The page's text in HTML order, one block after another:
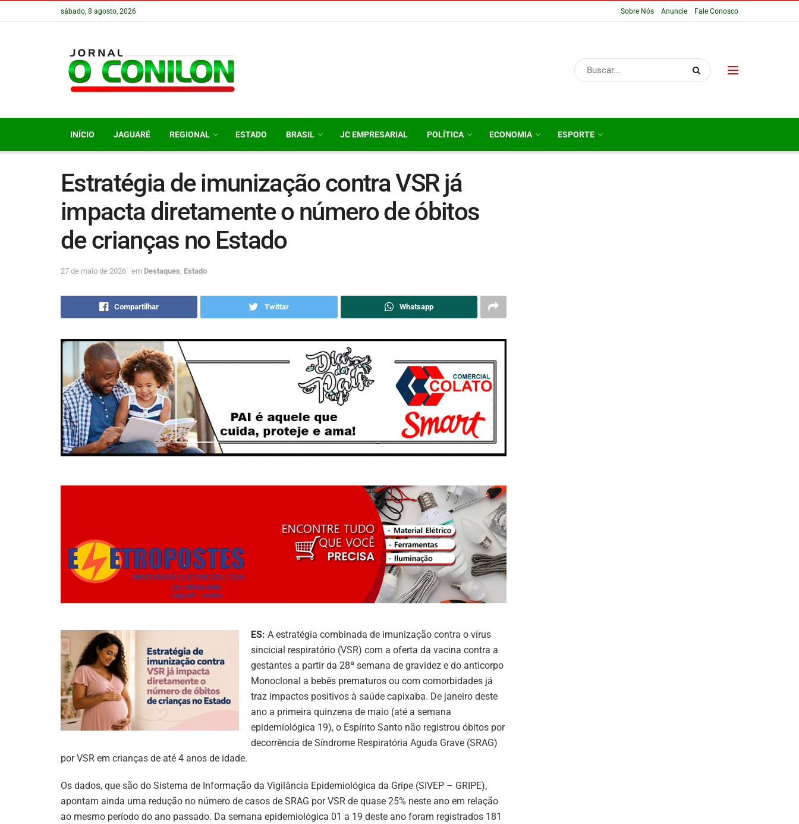
sábado, 8 agosto, 2026 Sobre Nós Anuncie Fale Conosco
INÍCIO JAGUARÉ REGIONAL ESTADO BRASIL JC EMPRESARIAL POLÍTICA ECONOMIA ESPORTE
Estratégia de imunização contra VSR já
impacta diretamente o número de óbitos
de crianças no Estado
27 de maio de 2026 em Destaques Estado
Compartilhar Twittar Whatsapp
ES: A estratégia combinada de imunização contra o vírus
sincicial respiratório (VSR) com a oferta da vacina contra a
gestantes a partir da 28ª semana de gravidez e do anticorpo
Monoclonal a bebês prematuros ou com comorbidades já
traz impactos positivos à saúde capixaba. De janeiro deste
ano a primeira quinzena de maio (até a semana
epidemiológica 19), o Espírito Santo não registrou óbitos por
decorrência de Síndrome Respiratória Aguda Grave (SRAG)
por VSR em crianças de até 4 anos de idade.
Os dados, que são do Sistema de Informação da Vigilância Epidemiológica da Gripe (SIVEP – GRIPE),
apontam ainda uma redução no número de casos de SRAG por VSR de quase 25% neste ano em relação
ao mesmo período do ano passado. Da semana epidemiológica 01 a 19 deste ano foram registrados 181